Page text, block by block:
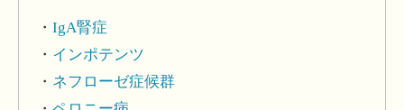
IgA腎症
インポテンツ
ネフローゼ症候群